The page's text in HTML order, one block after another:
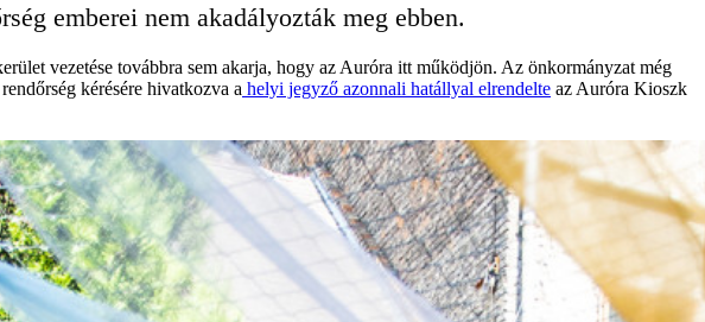
emberei nem akadályozták meg ebben.
vezetése továbbra sem akarja, hogy az Auróra itt működjön. Az önkormányzat még
kérésére hivatkozva a helyi jegyző azonnali hatállyal elrendelte az Auróra Kioszk